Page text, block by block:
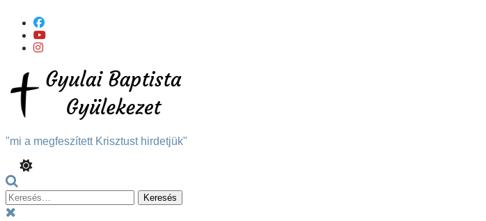
Content
"mi a megfeszített Krisztust hirdetjük"
Keresés: